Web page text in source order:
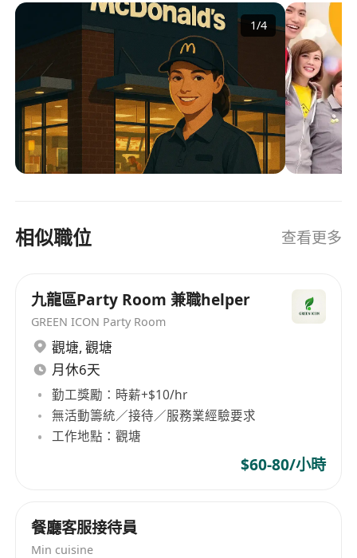
多元化是其核心價值之一。公司非常重視多元化的
企業文化和人才發展,為來自不同背景和教育水平的
員工提供學習和專業成長的機會。 MHK
Restaurants Limited相信透過這種多元化的做法,可
以促進員工的個人成長,並為企業帶來更多創新與發
展 MHK Restaurants Limited is a company
dedicated to the food and beverage industry,
operating over 260 outlets. The mission of the
company is to be the best employer in every
rewards and recognition for its employees.
importance on a diverse corporate culture and
talent development, offering learning and
professional growth opportunities to employees
from various backgrounds and educational
levels. MHK Restaurants Limited believes that
through this diversified approach, it can foster
personal growth among employees and bring
about more innovation and development for the
1/4
相似職位 查看更多
九龍區Party Room 兼職helper
GREEN ICON Party Room
觀塘, 觀塘
月休6天
勤工獎勵：時薪+$10/hr
無活動籌統／接待／服務業經驗要求
工作地點：觀塘
$60-80/小時
餐廳客服接待員
Min cuisine